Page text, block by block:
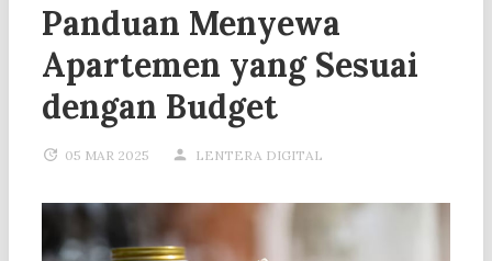
Panduan Menyewa
Apartemen yang Sesuai
dengan Budget
05 MAR 2025 LENTERA DIGITAL